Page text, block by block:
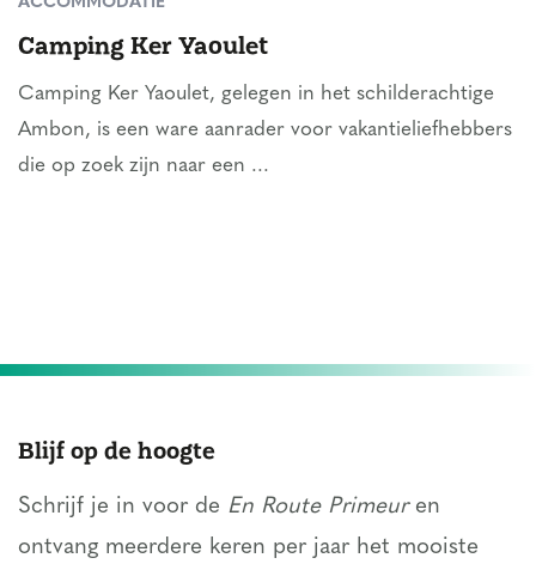
Camping Ker Yaoulet
Camping Ker Yaoulet, gelegen in het schilderachtige
Ambon, is een ware aanrader voor vakantieliefhebbers
die op zoek zijn naar een ...
Blijf op de hoogte
Schrijf je in voor de En Route Primeuren
ontvang meerdere keren per jaar het mooiste